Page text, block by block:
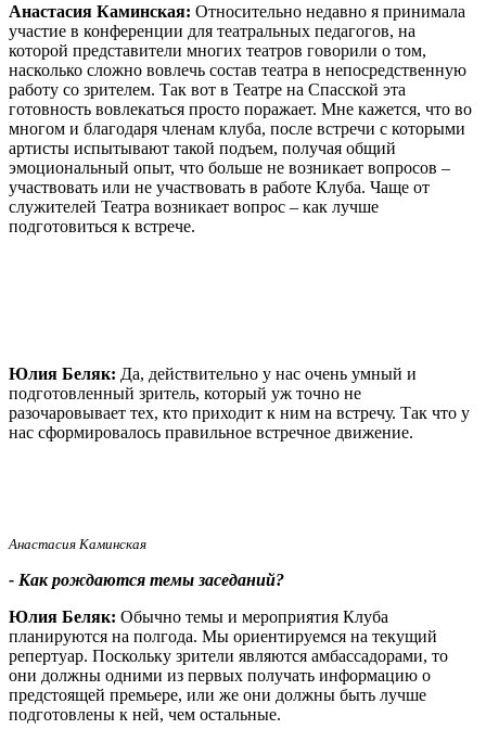
Анастасия Каминская: Относительно недавно я принимала
участие в конференции для театральных педагогов, на
которой представители многих театров говорили о том,
насколько сложно вовлечь состав театра в непосредственную
работу со зрителем. Так вот в Театре на Спасской эта
готовность вовлекаться просто поражает. Мне кажется, что во
многом и благодаря членам клуба, после встречи с которыми
артисты испытывают такой подъем, получая общий
эмоциональный опыт, что больше не возникает вопросов –
участвовать или не участвовать в работе Клуба. Чаще от
служителей Театра возникает вопрос – как лучше
подготовиться к встрече.
Юлия Беляк: Да, действительно у нас очень умный и
подготовленный зритель, который уж точно не
разочаровывает тех, кто приходит к ним на встречу. Так что у
нас сформировалось правильное встречное движение.
Анастасия Каминская
- Как рождаются темы заседаний?
Юлия Беляк: Обычно темы и мероприятия Клуба
планируются на полгода. Мы ориентируемся на текущий
репертуар. Поскольку зрители являются амбассадорами, то
они должны одними из первых получать информацию о
предстоящей премьере, или же они должны быть лучше
подготовлены к ней, чем остальные.